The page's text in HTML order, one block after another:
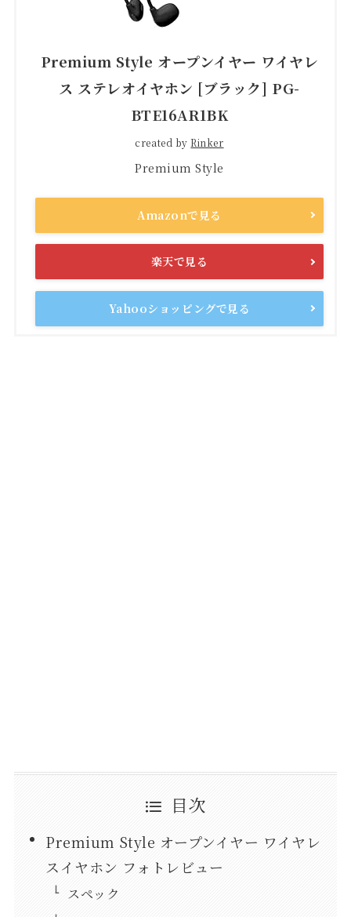
Premium Style オープンイヤー ワイヤレ
ス ステレオイヤホン [ブラック] PG-
BTE16AR1BK
created byRinker
Premium Style
Amazonで見る
楽天で見る
Yahooショッピングで見る
目次
Premium Style オープンイヤー ワイヤレ
スイヤホン フォトレビュー
スペック